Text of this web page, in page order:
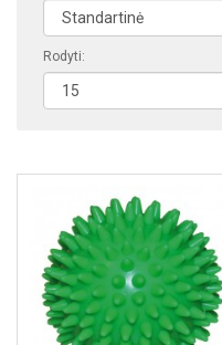
Rodyti: